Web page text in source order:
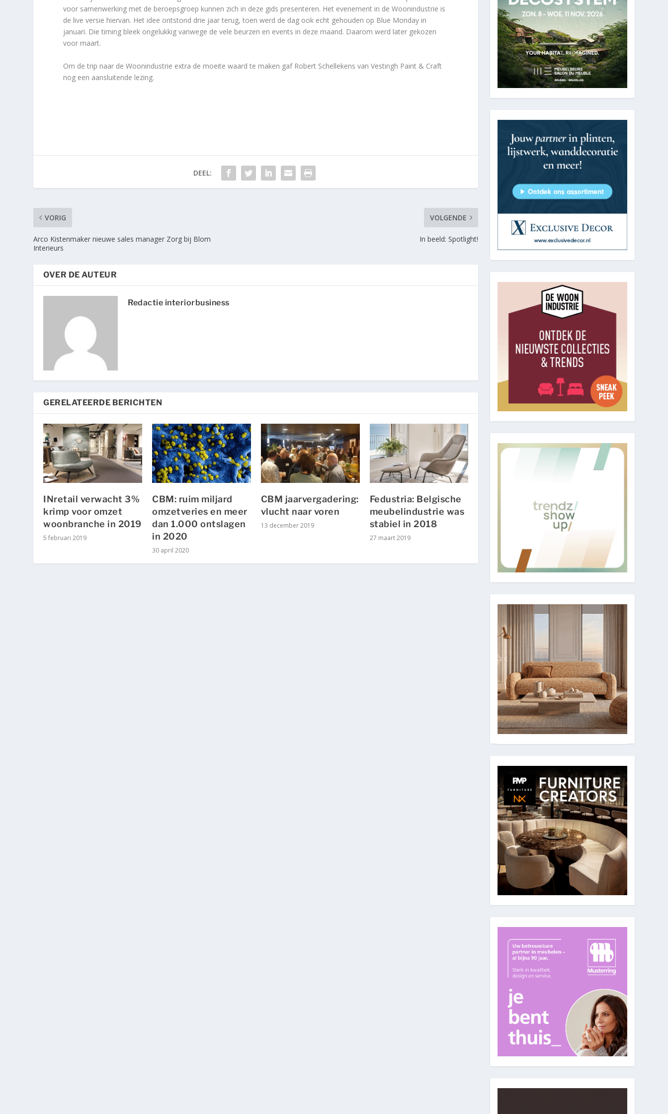
voor samenwerking met de beroepsgroep kunnen zich in deze gids presenteren. Het evenement in de Woonindustrie is
de live versie hiervan. Het idee ontstond drie jaar terug, toen werd de dag ook echt gehouden op Blue Monday in
januari. Die timing bleek ongelukkig vanwege de vele beurzen en events in deze maand. Daarom werd later gekozen
voor maart.
Om de trip naar de Woonindustrie extra de moeite waard te maken gaf Robert Schellekens van Vestingh Paint & Craft
nog een aansluitende lezing.
DEEL:
VORIG
Arco Kistenmaker nieuwe sales manager Zorg bij Blom
Interieurs
VOLGENDE
In beeld: Spotlight!
OVER DE AUTEUR
Redactie interiorbusiness
GERELATEERDE BERICHTEN
INretail verwacht 3%
krimp voor omzet
woonbranche in 2019
5 februari 2019
CBM: ruim miljard
omzetveries en meer
dan 1.000 ontslagen
in 2020
30 april 2020
CBM jaarvergadering:
vlucht naar voren
13 december 2019
Fedustria: Belgische
meubelindustrie was
stabiel in 2018
27 maart 2019